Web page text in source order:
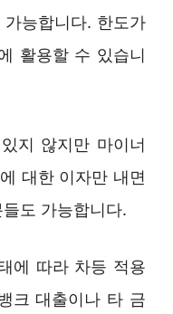
능합니다. 한도가
활용할 수 있습니
지 않지만 마이너
대한 이자만 내면
도 가능합니다.
에 따라 차등 적용
크 대출이나 타 금